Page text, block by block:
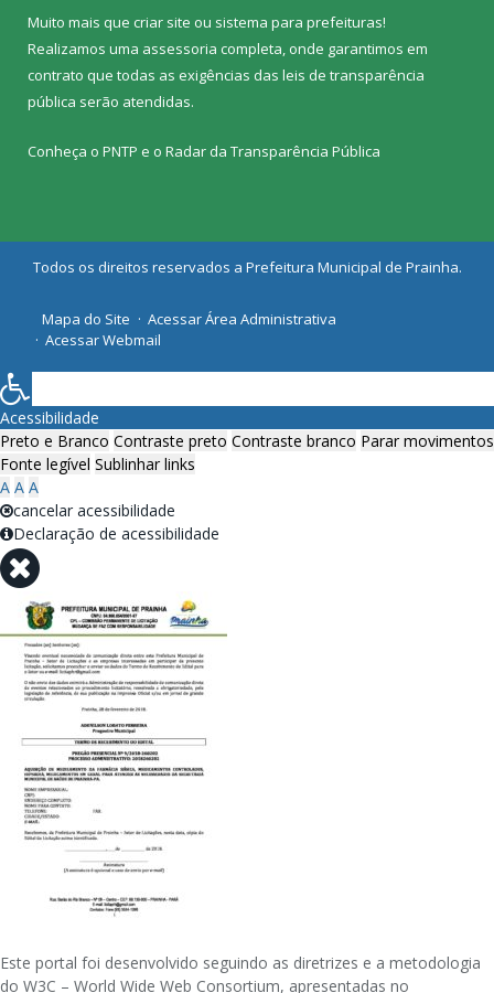
Muito mais que criar site ou sistema para prefeituras!
Realizamos uma assessoria completa, onde garantimos em
contrato que todas as exigências das leis de transparência
pública serão atendidas.
Conheça o PNTP e o Radar da Transparência Pública
Todos os direitos reservados a Prefeitura Municipal de Prainha.
Mapa do Site
Acessar Área Administrativa
Acessar Webmail
Acessibilidade
Preto e Branco Contraste preto Contraste branco Parar movimentos
Fonte legível Sublinhar links
A A A
cancelar acessibilidade
Declaração de acessibilidade
Este portal foi desenvolvido seguindo as diretrizes e a metodologia
do W3C – World Wide Web Consortium, apresentadas no